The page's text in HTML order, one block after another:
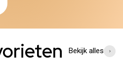
Bekijk alles